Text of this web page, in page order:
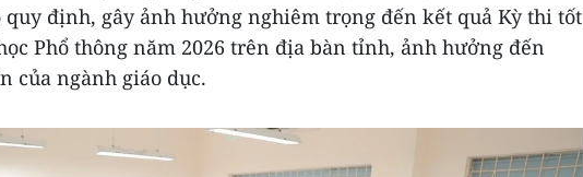
quy định, gây ảnh hưởng nghiêm trọng đến kết quả Kỳ thi tốt
Phổ thông năm 2026 trên địa bàn tỉnh, ảnh hưởng đến
của ngành giáo dục.